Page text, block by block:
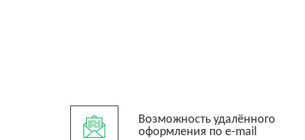
Возможность удалённого
оформления по e-mail